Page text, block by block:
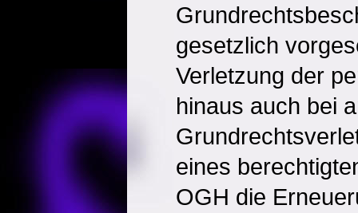
gesetzlich
Verletzung der
hinaus auch bei
eines
OGH die